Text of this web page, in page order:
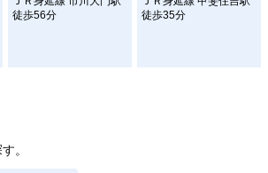
徒歩56分
徒歩35分
。